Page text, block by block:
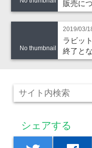
販売に
No thumbnail
2019/03/
ラビッ
終了と
シェアする